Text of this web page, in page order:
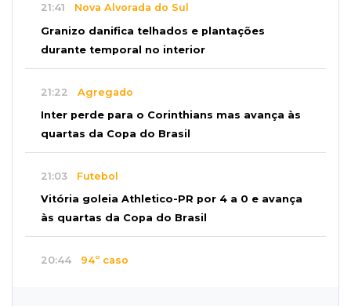
21:41 Nova Alvorada do Sul
Granizo danifica telhados e plantações
durante temporal no interior
21:22 Agregado
Inter perde para o Corinthians mas avança às
quartas da Copa do Brasil
21:03 Futebol
Vitória goleia Athletico-PR por 4 a 0 e avança
às quartas da Copa do Brasil
20:44 94º caso